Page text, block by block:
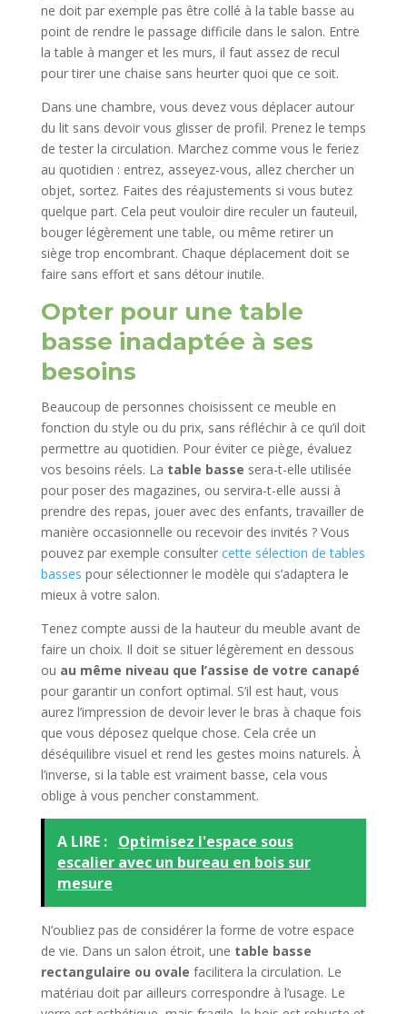
ne doit par exemple pas être collé à la table basse au
point de rendre le passage difficile dans le salon. Entre
la table à manger et les murs, il faut assez de recul
pour tirer une chaise sans heurter quoi que ce soit.
Dans une chambre, vous devez vous déplacer autour
du lit sans devoir vous glisser de profil. Prenez le temps
de tester la circulation. Marchez comme vous le feriez
au quotidien : entrez, asseyez-vous, allez chercher un
objet, sortez. Faites des réajustements si vous butez
quelque part. Cela peut vouloir dire reculer un fauteuil,
bouger légèrement une table, ou même retirer un
siège trop encombrant. Chaque déplacement doit se
faire sans effort et sans détour inutile.
Opter pour une table
basse inadaptée à ses
besoins
Beaucoup de personnes choisissent ce meuble en
fonction du style ou du prix, sans réfléchir à ce qu’il doit
permettre au quotidien. Pour éviter ce piège, évaluez
vos besoins réels. La table basse sera-t-elle utilisée
pour poser des magazines, ou servira-t-elle aussi à
prendre des repas, jouer avec des enfants, travailler de
manière occasionnelle ou recevoir des invités ? Vous
pouvez par exemple consulter cette sélection de tables
basses pour sélectionner le modèle qui s’adaptera le
mieux à votre salon.
Tenez compte aussi de la hauteur du meuble avant de
faire un choix. Il doit se situer légèrement en dessous
ou au même niveau que l’assise de votre canapé
pour garantir un confort optimal. S’il est haut, vous
aurez l’impression de devoir lever le bras à chaque fois
que vous déposez quelque chose. Cela crée un
déséquilibre visuel et rend les gestes moins naturels. À
l’inverse, si la table est vraiment basse, cela vous
oblige à vous pencher constamment.
A LIRE : Optimisez l'espace sous
escalier avec un bureau en bois sur
mesure
N’oubliez pas de considérer la forme de votre espace
de vie. Dans un salon étroit, une table basse
rectangulaire ou ovale facilitera la circulation. Le
matériau doit par ailleurs correspondre à l’usage. Le